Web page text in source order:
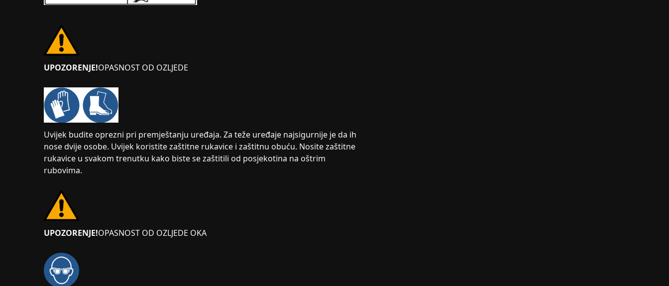
UPOZORENJE!OPASNOST OD OZLJEDE
Uvijek budite oprezni pri premještanju uređaja. Za teže uređaje najsigurnije je da ih
nose dvije osobe. Uvijek koristite zaštitne rukavice i zaštitnu obuću. Nosite zaštitne
rukavice u svakom trenutku kako biste se zaštitili od posjekotina na oštrim
rubovima.
UPOZORENJE!OPASNOST OD OZLJEDE OKA